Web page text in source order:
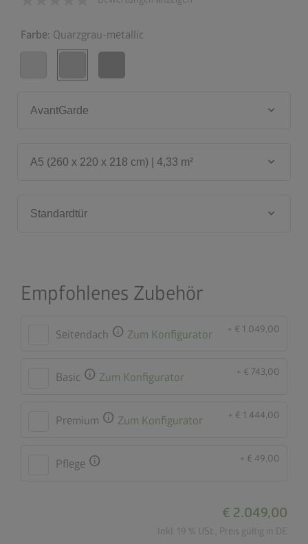
Farbe: Quarzgrau-metallic
AvantGarde keyboard_arrow_down
A5 (260 x 220 x 218 cm) | 4,33 m² keyboard_arrow_down
Standardtür keyboard_arrow_down
Empfohlenes Zubehör
Seitendach info Zum Konfigurator + € 1.049,00
Basic info Zum Konfigurator + € 743,00
Premium info Zum Konfigurator + € 1.444,00
Pflege info + € 49,00
€ 2.049,00
Inkl. 19 % USt., Preis gültig in DE